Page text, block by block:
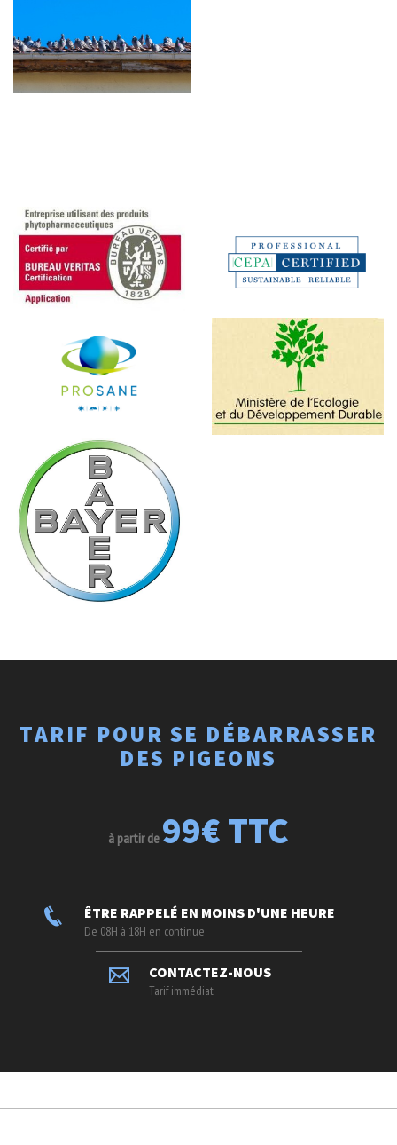
TARIF POUR SE DÉBARRASSER
DES PIGEONS
à partir de 99€ TTC
ÊTRE RAPPELÉ EN MOINS D'UNE HEURE
De 08H à 18H en continue
CONTACTEZ-NOUS
Tarif immédiat